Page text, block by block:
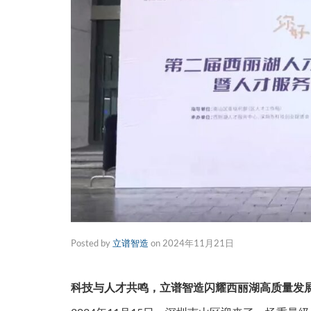
Posted by 立谱智造 on2024年11月21日
科技与人才共鸣，立谱智造闪耀西丽湖高质量发